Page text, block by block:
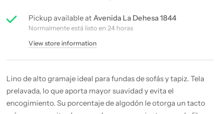
Pickup available atAvenida La Dehesa 1844
Normalmente está listo en 24 horas
View store information
Lino de alto gramaje ideal para fundas de sofás y tapiz. Tela
prelavada, lo que aporta mayor suavidad y evita el
encogimiento. Su porcentaje de algodón le otorga un tacto